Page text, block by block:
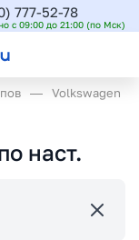
777-52-78
с 09:00 до 21:00 (по Мск)
Volkswagen
наст.